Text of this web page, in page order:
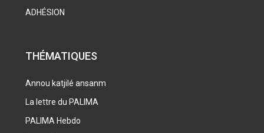
ADHÉSION
THÉMATIQUES
Annou katjilé ansanm
La lettre du PALIMA
PALIMA Hebdo